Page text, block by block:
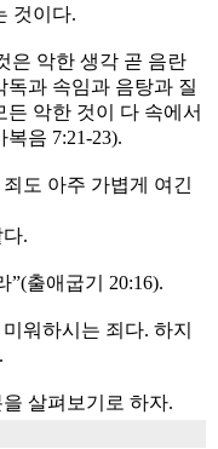
것이다.
은 악한 생각 곧 음란
과 속임과 음탕과 질
악한 것이 다 속에서
음 7:21-23).
도 아주 가볍게 여긴
.
”(출애굽기 20:16).
워하시는 죄다. 하지
살펴보기로 하자.